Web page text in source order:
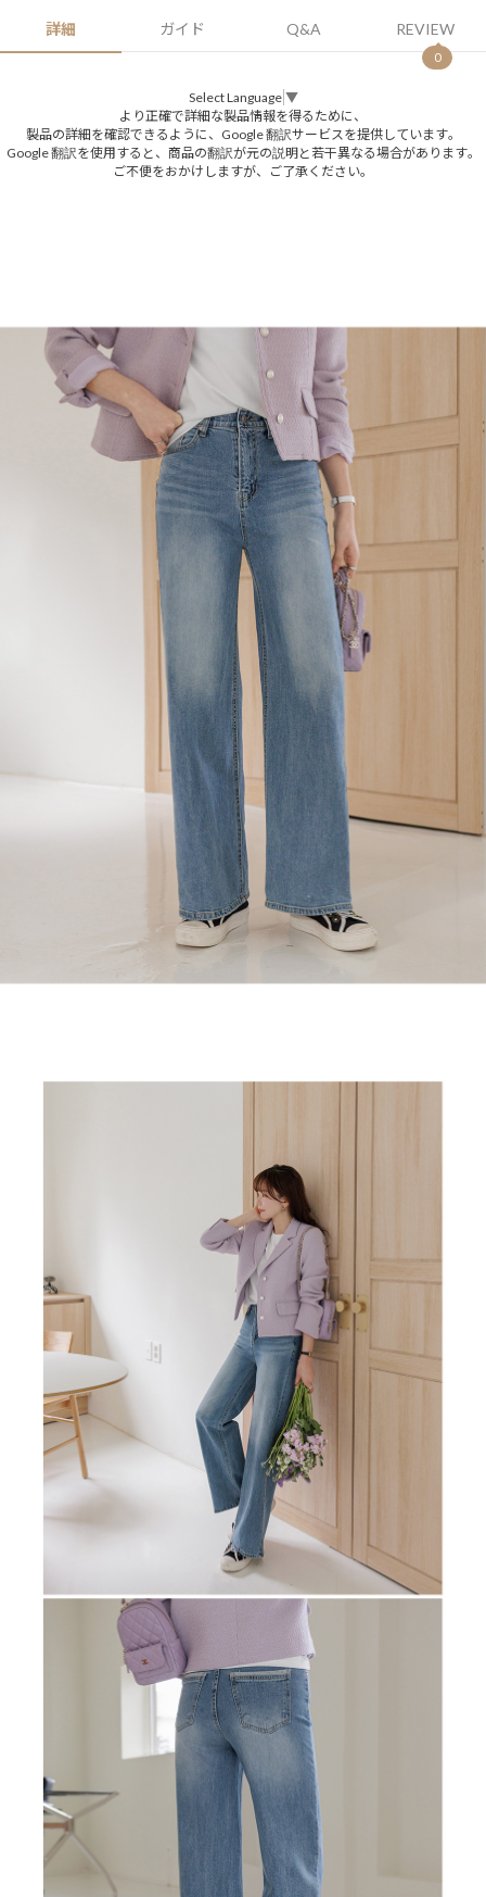
詳細 ガイド Q&A REVIEW
0
Select Language ▼
より正確で詳細な製品情報を得るために、
製品の詳細を確認できるように、Google 翻訳サービスを提供しています。
Google 翻訳を使用すると、商品の翻訳が元の説明と若干異なる場合があります。
ご不便をおかけしますが、ご了承ください。